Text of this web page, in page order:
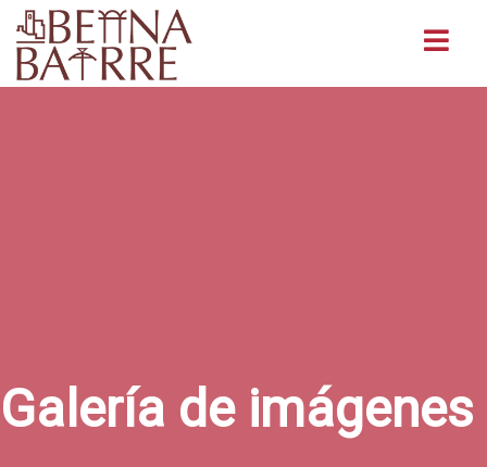
Galería de imágenes